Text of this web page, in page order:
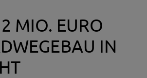
MIO. EURO
IN